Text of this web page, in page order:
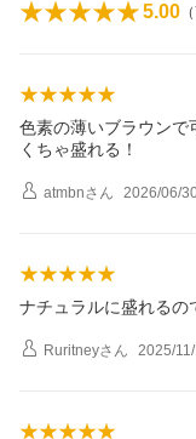
5.00 （
色素の薄いブラウンで
くちゃ盛れる！
atmbnさん 2026/06/
ナチュラルに盛れるの
Ruritneyさん 2025/